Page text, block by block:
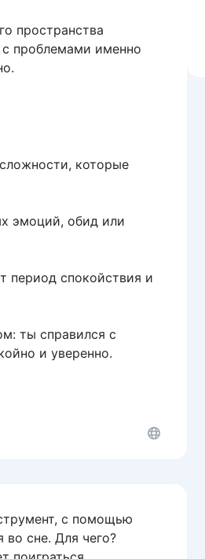
пространства
с проблемами именно
которые
эмоций, обид или
период спокойствия и
ты справился с
и уверенно.
с помощью
во сне. Для чего?